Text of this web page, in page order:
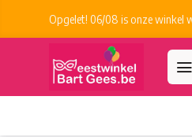
Opgelet! 06/08 is onze winkel